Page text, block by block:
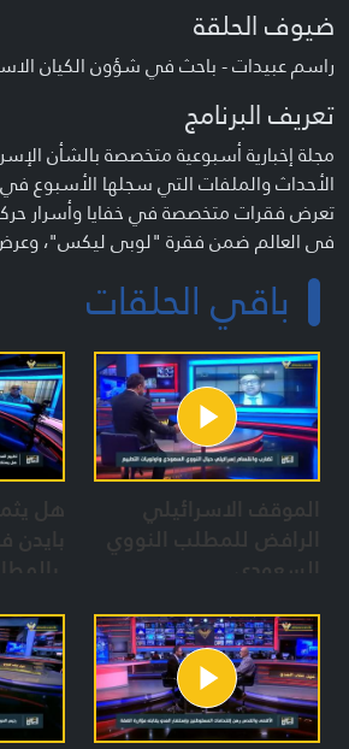
ضيوف الحلقة
راسم عبيدات - باحث في شؤون الكيان
تعريف البرنامج
مجلة إخبارية أسبوعية متخصصة بالشأن
الأحداث والملفات التي سجلها الأسبوع في
تعرض فقرات متخصصة في خفايا وأسرار
في العالم ضمن فقرة "لوبي ليكس"،
لمستوطنات صهيونية وما تتضمنه من
حيوية وتاريخ استيطانها ضمن فقرة
مترجمة حرفياً تعكس نقاط ضعف الكيان
فقرة "شاهد".
إخراج: عبد الكريم خشاب
مقدم: ضياء أبو طعام
فريق إعداد: أحمد عمار – حسن حجازي
منتج: محمد عياد
باقي الحلقات
الموقف الاسرائيلي
الرافض للمطلب النووي
السعودي
هل